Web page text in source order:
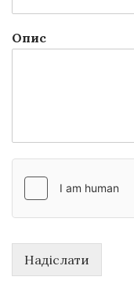
Опис
Надіслати